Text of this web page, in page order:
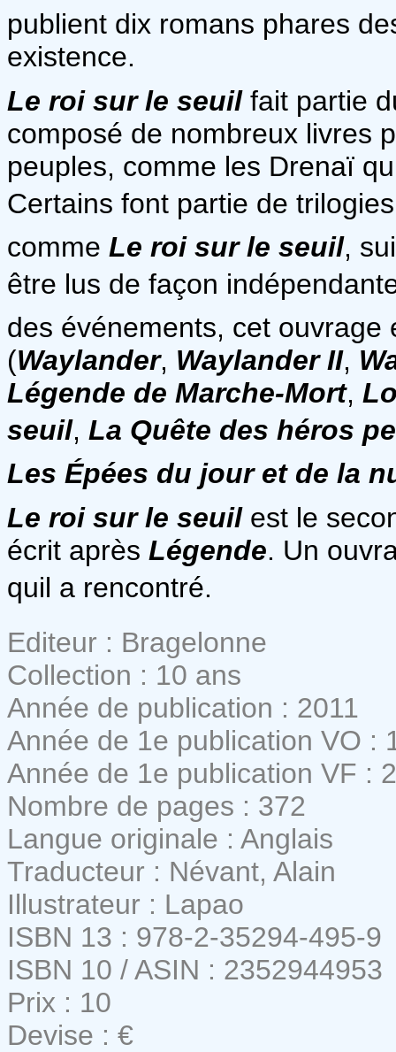
publient dix romans phares
existence.
Le roi sur le seuilfait partie
composé de nombreux livres
peuples, comme les Drenaï
Certains font partie de
comme Le roi sur le seuil,
être lus de façon
des événements, cet
(Waylander, Waylander II,
Légende de Marche-Mort,
seuil, La Quête des héros
Les Épées du jour et de la
Le roi sur le seuilest le
écrit après Légende. Un
quil a rencontré.
Editeur : Bragelonne
Collection : 10 ans
Année de publication : 2011
Année de 1e publication VO :
Année de 1e publication VF :
Nombre de pages : 372
Langue originale : Anglais
Traducteur : Névant, Alain
Illustrateur : Lapao
ISBN 13 : 978-2-35294-495-9
ISBN 10 / ASIN : 2352944953
Prix : 10
Devise : €